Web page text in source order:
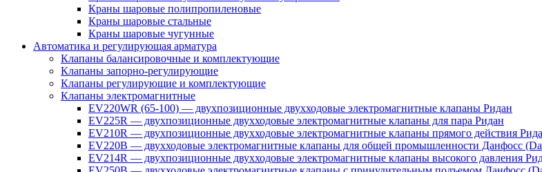
Краны шаровые полипропиленовые
Краны шаровые стальные
Краны шаровые чугунные
Автоматика и регулирующая арматура
Клапаны балансировочные и комплектующие
Клапаны запорно-регулирующие
Клапаны регулирующие и комплектующие
Клапаны электромагнитные
EV220WR (65-100) — двухпозиционные двухходовые электромагнитные клапаны Ридан
EV225R — двухпозиционные двухходовые электромагнитные клапаны для пара Ридан
EV210R — двухпозиционные двухходовые электромагнитные клапаны прямого действия
EV220B — двухходовые электромагнитные клапаны для общей промышленности Данфосс
EV214R — двухпозиционные двухходовые электромагнитные клапаны высокого давления